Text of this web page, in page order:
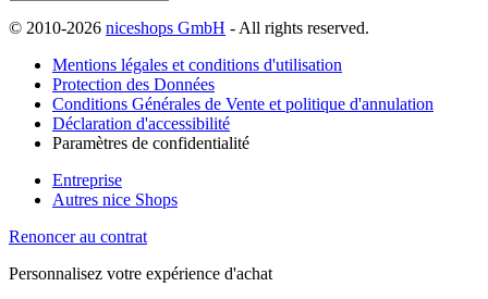
© 2010-2026 niceshops GmbH - All rights reserved.
Mentions légales et conditions d'utilisation
Protection des Données
Conditions Générales de Vente et politique d'annulation
Déclaration d'accessibilité
Paramètres de confidentialité
Entreprise
Autres nice Shops
Renoncer au contrat
Personnalisez votre expérience d'achat